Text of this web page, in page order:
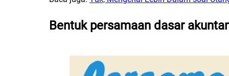
Bentuk persamaan dasar